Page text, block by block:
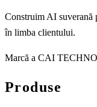
Construim AI suverană
în limba clientului.
Marcă a CAI
Produse